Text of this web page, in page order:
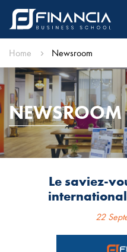
Home Newsroom
NEWSROOM
Le saviez-
22